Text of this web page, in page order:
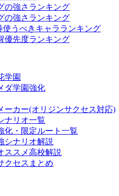
の強さランキング
の強さランキング
使うべきキャラランキング
優先度ランキング
学園
ダ学園強化
ーカー(オリジンサクセス対応)
ナリオ一覧
化・限定ルート一覧
シナリオ解説
ススメ高校解説
クセスまとめ